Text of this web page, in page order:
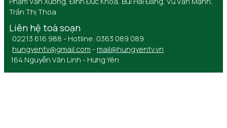
Trần Thị Thoa
Liên hệ toà soạn
02213 616 988 - Hotline: 0363 089 089
hungyentv@gmail.com - mail@hungyentv.vn
164 Nguyễn Văn Linh - Hưng Yên